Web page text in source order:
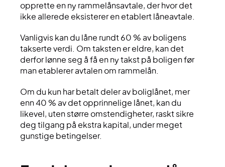
opprette en ny rammelånsavtale, der hvor det
ikke allerede eksisterer en etablert låneavtale.
Vanligvis kan du låne rundt 60 % av boligens
takserte verdi. Om taksten er eldre, kan det
derfor lønne seg å få en ny takst på boligen før
man etablerer avtalen om rammelån.
Om du kun har betalt deler av boliglånet, mer
enn 40 % av det opprinnelige lånet, kan du
likevel, uten større omstendigheter, raskt sikre
deg tilgang på ekstra kapital, under meget
gunstige betingelser.